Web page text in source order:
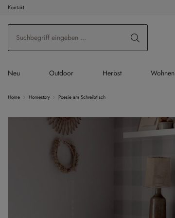
Hauptinhalt springen
Zur Suche springen
Zur Hauptnavigation springen
Kontakt
Neu Outdoor Herbst Wohnen
Home Homestory Poesie am Schreibtisch